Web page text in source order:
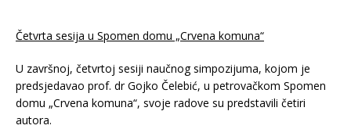
Četvrta sesija u Spomen domu „Crvena komuna“
U završnoj, četvrtoj sesiji naučnog simpozijuma, kojom je
predsjedavao prof. dr Gojko Čelebić, u petrovačkom Spomen
domu „Crvena komuna“, svoje radove su predstavili četiri
autora.